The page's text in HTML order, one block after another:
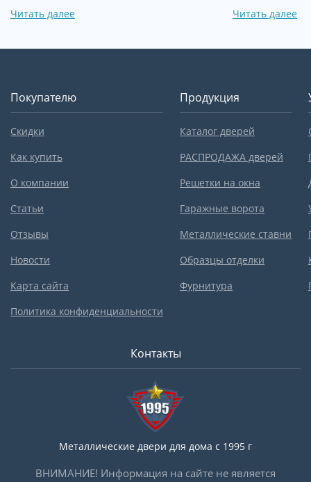
Читать далее
Читать далее
Покупателю
Скидки
Как купить
О компании
Статьи
Отзывы
Новости
Карта сайта
Политика конфиденциальности
Продукция
Каталог дверей
РАСПРОДАЖА дверей
Решетки на окна
Гаражные ворота
Металлические ставни
Образцы отделки
Фурнитура
Контакты
Металлические двери для дома с 1995 г
ВНИМАНИЕ! Информация на сайте не является